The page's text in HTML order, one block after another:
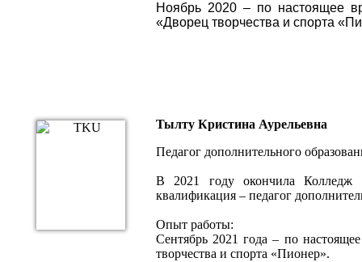
Ноябрь 2020 – по настоящее
«Дворец творчества и спорта
Тылту Кристина Аурельевна
Педагог дополнительного
В 2021 году окончила Колледж
квалификация – педагог
Опыт работы:
Сентябрь 2021 года – по
творчества и спорта «Пионер».